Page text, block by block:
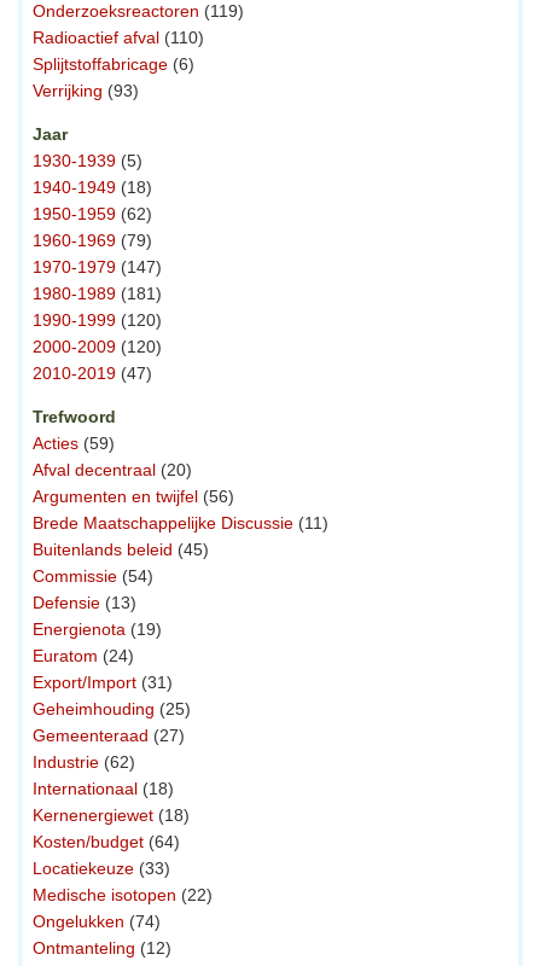
Onderzoeksreactoren (119)
Radioactief afval (110)
Splijtstoffabricage (6)
Verrijking (93)
Jaar
1930-1939 (5)
1940-1949 (18)
1950-1959 (62)
1960-1969 (79)
1970-1979 (147)
1980-1989 (181)
1990-1999 (120)
2000-2009 (120)
2010-2019 (47)
Trefwoord
Acties (59)
Afval decentraal (20)
Argumenten en twijfel (56)
Brede Maatschappelijke Discussie (11)
Buitenlands beleid (45)
Commissie (54)
Defensie (13)
Energienota (19)
Euratom (24)
Export/Import (31)
Geheimhouding (25)
Gemeenteraad (27)
Industrie (62)
Internationaal (18)
Kernenergiewet (18)
Kosten/budget (64)
Locatiekeuze (33)
Medische isotopen (22)
Ongelukken (74)
Ontmanteling (12)